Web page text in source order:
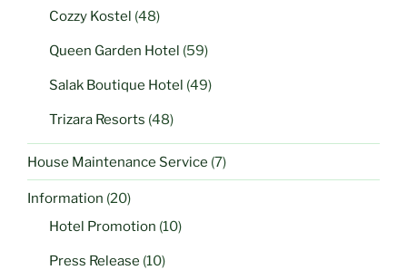
Cozzy Kostel (48)
Queen Garden Hotel (59)
Salak Boutique Hotel (49)
Trizara Resorts (48)
House Maintenance Service (7)
Information (20)
Hotel Promotion (10)
Press Release (10)